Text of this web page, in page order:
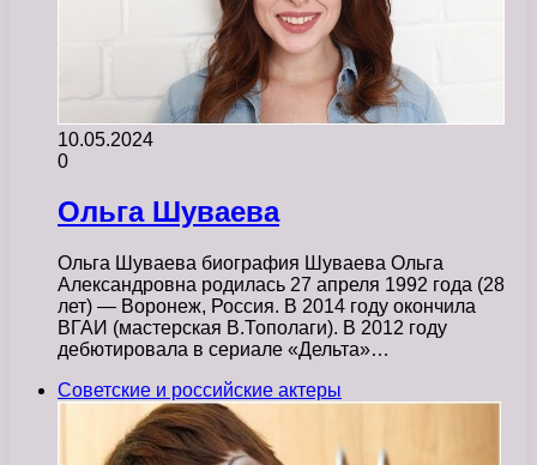
10.05.2024
0
Ольга Шуваева
Ольга Шуваева биография Шуваева Ольга
Александровна родилась 27 апреля 1992 года (28
лет) — Воронеж, Россия. В 2014 году окончила
ВГАИ (мастерская В.Тополаги). В 2012 году
дебютировала в сериале «Дельта»…
Советские и российские актеры